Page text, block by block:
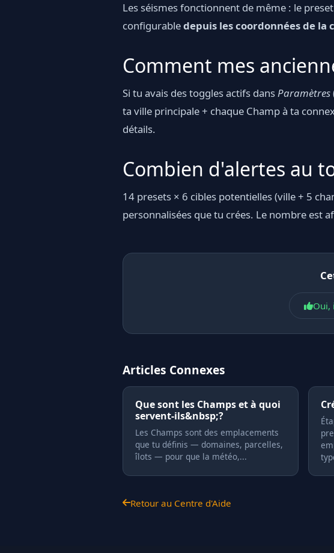
Les séismes fonctionnent de même : le
configurabledepuis les coordonnées de la
Comment mes
Si tu avais des toggles actifs dansParamètres
ta ville principale + chaque Champ à ta
détails.
Combien d'alertes au
14 presets × 6 cibles potentielles (ville + 5
personnalisées que tu crées. Le nombre est
Oui,
Articles Connexes
Que sont les Champs et à quoi
servent-ils&nbsp;?
Les Champs sont des emplacements
que tu définis — domaines, parcelles,
îlots — pour que la météo,...
Retour au Centre d'Aide